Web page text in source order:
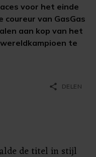
voor het einde
van GasGas
aan kop van het
te
share DELEN
de titel in stijl